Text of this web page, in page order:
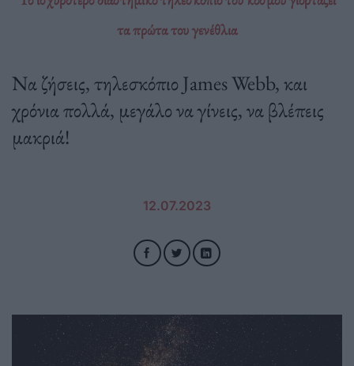
τα πρώτα του γενέθλια
Να ζήσεις, τηλεσκόπιο James Webb, και
χρόνια πολλά, μεγάλο να γίνεις, να βλέπεις
μακριά!
12.07.2023